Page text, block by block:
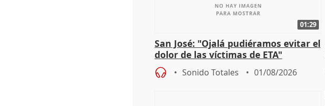
01:29
San José: "Ojalá pudiéramos evitar el
dolor de las víctimas de ETA"
Sonido Totales 01/08/2026